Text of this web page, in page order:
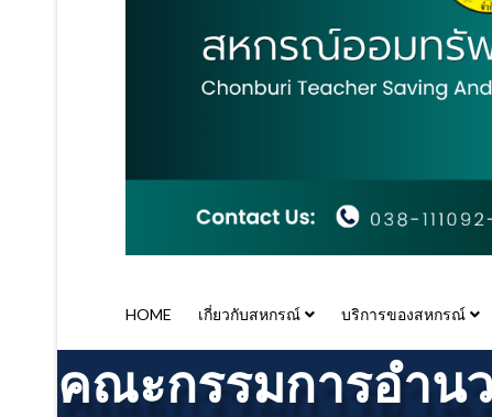
HOME เกี่ยวกับสหกรณ์ บริการของสหกรณ์
คณะกรรมการอำน